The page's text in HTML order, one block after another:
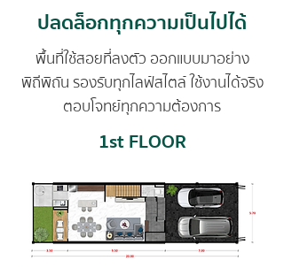
ปลดล็อกทุกความเป็นไปได้
พื้นที่ใช้สอยที่ลงตัว ออกแบบมาอย่าง
พิถีพิถัน รองรับทุกไลฟ์สไตล์ ใช้งานได้จริง
ตอบโจทย์ทุกความต้องการ
1st FLOOR